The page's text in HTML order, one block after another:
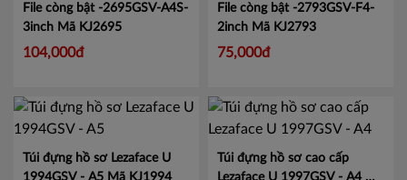
lớn tiện lợi.Mã CMCS2282
135,000đ
File còng bật -2695GSV-A4S-
3inch Mã KJ2695
104,000đ
File còng bật -2793GSV-F4-
2inchMã KJ2793
75,000đ